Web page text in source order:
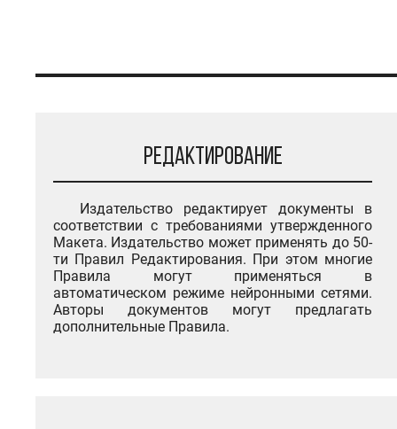
Редактирование
Издательство редактирует документы в
соответствии с требованиями утвержденного
Макета. Издательство может применять до 50-
ти Правил Редактирования. При этом многие
Правила могут применяться в
автоматическом режиме нейронными сетями.
Авторы документов могут предлагать
дополнительные Правила.